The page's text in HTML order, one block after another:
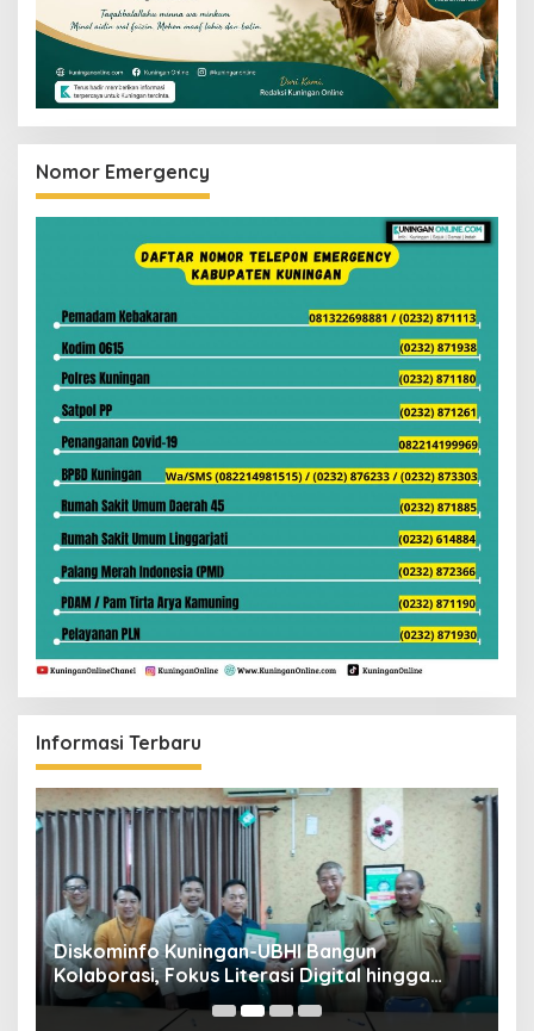
Nomor Emergency
Informasi Terbaru
Diskominfo Kuningan-UBHI Bangun
Kolaborasi, Fokus Literasi Digital hingga
Desa Digital